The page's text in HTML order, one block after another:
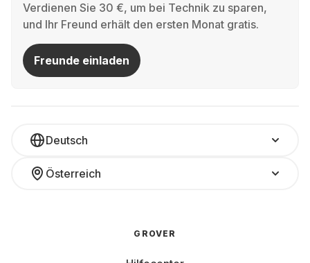
Verdienen Sie 30 €, um bei Technik zu sparen,
und Ihr Freund erhält den ersten Monat gratis.
Freunde einladen
Deutsch
Österreich
GROVER